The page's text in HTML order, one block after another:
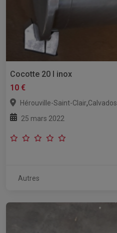
Cocotte 20 l inox
10 €
Hérouville-Saint-Clair,Calvados
25 mars 2022
Autres